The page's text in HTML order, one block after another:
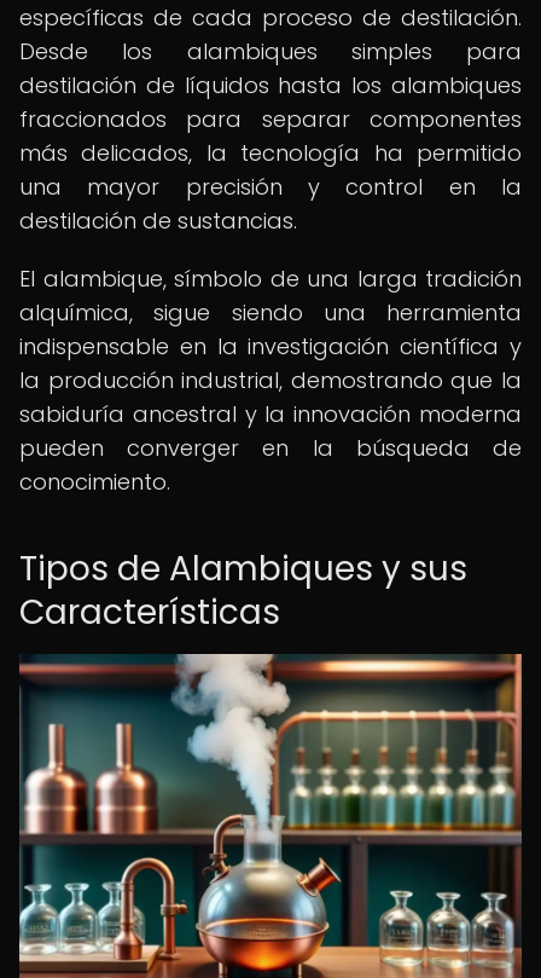
específicas de cada proceso de destilación.
Desde los alambiques simples para
destilación de líquidos hasta los alambiques
fraccionados para separar componentes
más delicados, la tecnología ha permitido
una mayor precisión y control en la
destilación de sustancias.
El alambique, símbolo de una larga tradición
alquímica, sigue siendo una herramienta
indispensable en la investigación científica y
la producción industrial, demostrando que la
sabiduría ancestral y la innovación moderna
pueden converger en la búsqueda de
conocimiento.
Tipos de Alambiques y sus
Características